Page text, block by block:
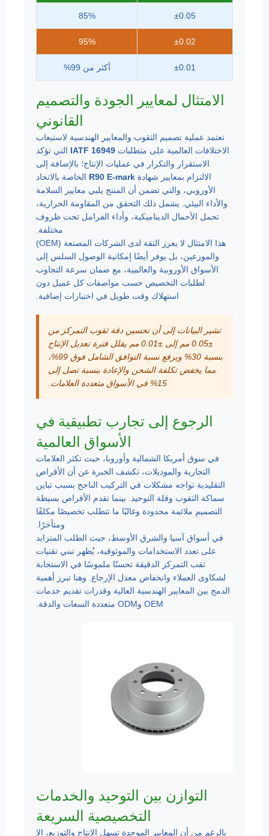
±0.05
85%
±0.02
95%
±0.01 أكثر من 99%
الامتثال لمعايير الجودة والتصميم
القانوني
تعتمد عملية تصميم الثقوب والمعايير الهندسية لاستيعاب
الاختلافات العالمية على متطلبات IATF 16949 التي تؤكد
الاستقرار والتكرار في عمليات الإنتاج؛ بالإضافة إلى
الالتزام بمعايير شهادة R90 E-mark الخاصة بالاتحاد
الأوروبي، والتي تضمن أن المنتج يلبي معايير السلامة
والأداء البيئي. يشمل ذلك التحقق من المقاومة الحرارية،
تحمل الأحمال الديناميكية، وأداء الفرامل تحت ظروف
مختلفة.
هذا الامتثال لا يعزز الثقة لدى الشركات المصنعة (OEM)
والموزعين، بل يوفر أيضًا إمكانية الوصول السلس إلى
الأسواق الأوروبية والعالمية، مع ضمان سرعة التجاوب
لطلبات التخصيص حسب مواصفات كل عميل دون
استهلاك وقت طويل في اختبارات إضافية.
تشير البيانات إلى أن تحسين دقة ثقوب التمركز من
±0.05 مم إلى ±0.01 مم يقلل فترة تعديل الإنتاج
بنسبة 30% ويرفع نسبة التوافق الشامل فوق 99%،
مما يخفض تكلفة الشحن والإعادة بنسبة تصل إلى
15% في الأسواق متعددة العلامات.
الرجوع إلى تجارب تطبيقية في
الأسواق العالمية
في سوق أمريكا الشمالية وأوروبا، حيث تكثر العلامات
التجارية والموديلات، تكشف الخبرة عن أن الأقراص
التقليدية تواجه مشكلات في التركيب الناجح بسبب تباين
سماكة الثقوب وقلة التوحيد. بينما تقدم الأقراص بسيطة
التصميم ملائمة محدودة وغالبًا ما تتطلب تخصيصًا مكلفًا
ومتأخرًا.
في أسواق آسيا والشرق الأوسط، حيث الطلب المتزايد
على تعدد الاستخدامات والموثوقية، يُظهر تبني تقنيات
ثقب التمركز الدقيقة تحسنًا ملموسًا في الاستجابة
لشكاوى العملاء وانخفاض معدل الإرجاع. وهنا تبرز أهمية
الدمج بين المعايير الهندسية العالية وقدرات تقديم خدمات
OEM وODM متعددة السعات والدقة.
التوازن بين التوحيد والخدمات
التخصيصية السريعة
بالرغم من أن المعايير الموحدة تسهل الإنتاج والتوزيع، إلا